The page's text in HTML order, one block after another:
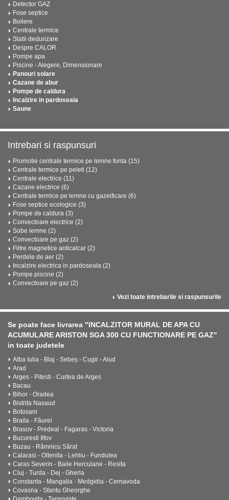
Detector GAZ
Fose septice
Boilere
Centrale termice
Statii dedurizare
Despre CALOR
Pompe apa
Piscine - Alegere, Dimensionare
Panouri solare
Cazane de abur
Pompe de caldura
Incalzire in pardoseala
Saune
Intrebari si raspunsuri
Promotie centrale termice pe lemne fonta (15)
Centrale termice pe peleti (12)
Centrale electrice (11)
Cazane electrice (6)
Centrale termice pe lemne cu gazeificare (6)
Fose septice ecologice (3)
Pompe de caldura (3)
Convectoare electrice (2)
Sobe lemne (2)
Convectoare pe gaz (2)
Filtre magnetice anticalcar (2)
Perdele de aer (2)
Incalzire electrica in pardoseala (2)
Pompe piscine (2)
Convectoare pe gaz (2)
Vezi toate intrebarile si raspunsurile
Se poate face livrarea "INCALZITOR MURAL DE APA CU
ACUMULARE ARISTON SGA 300 CU FUNCTIONARE PE GAZ"
in toate judetele
Alba Iulia - Blaj - Sebeș - Cugir - Aiud
Arad
Arges - Pitesti - Curtea de Arges
Bacau
Bihor - Oradea
Bistrita Nasaud
Botosani
Braila - Făurei
Brasov - Predeal - Fagaras - Victoria
Bucuresti Ilfov
Buzau - Râmnicu Sărat
Calarasi - Oltenita - Lehliu - Fundulea
Caras Severin - Baile Herculane - Resita
Cluj - Turda - Dej - Gherla
Constanta - Mangalia - Medgidia - Cernavoda
Covasna - Sfantu Gheorghe